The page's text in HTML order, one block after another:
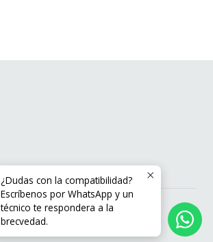
¿Dudas con la compatibilidad?
Escríbenos por WhatsApp y un
técnico te respondera a la
brecvedad.